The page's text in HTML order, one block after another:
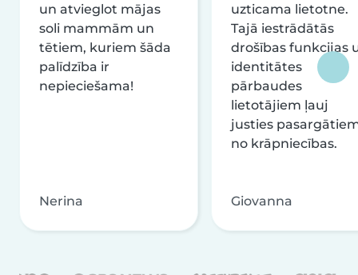
un atvieglot mājas
soli mammām un
tētiem, kuriem šāda
palīdzība ir
nepieciešama!
Nerina
uzticama lietotne.
Tajā iestrādātās
drošības funkcijas
identitātes
pārbaudes
lietotājiem ļauj
justies
no krāpniecības.
Giovanna